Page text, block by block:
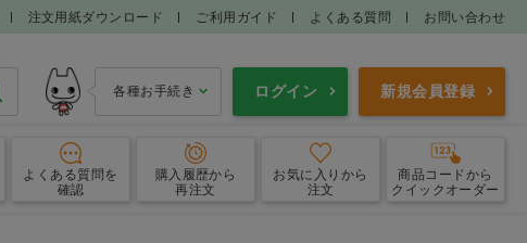
注文用紙ダウンロード ご利用ガイド よくある質問 お問い合わせ
各種お手続き ログイン 新規会員登録
よくある質問を
確認
購入履歴から
再注文
お気に入り から
注文
商品コードから
クイックオーダー